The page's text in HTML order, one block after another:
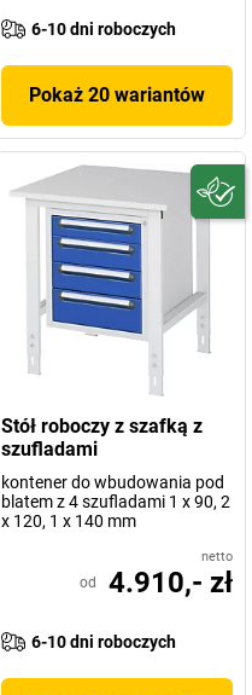
6-10 dni roboczych
Pokaż 20 wariantów
Stół roboczy z szafką z
szufladami
kontener do wbudowania pod
blatem z 4 szufladami 1 x 90, 2
x 120, 1 x 140 mm
netto
od 4.910,- zł
6-10 dni roboczych